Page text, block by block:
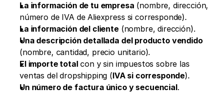
La información de tu empresa (nombre, dirección,
número de IVA de Aliexpress si corresponde).
La información del cliente (nombre, dirección).
Una descripción detallada del producto vendido
(nombre, cantidad, precio unitario).
El importe total con y sin impuestos sobre las
ventas del dropshipping (IVA si corresponde).
Un número de factura único y secuencial.